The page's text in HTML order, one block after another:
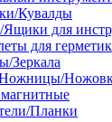
Кувалды
для
для
Зеркала
Планки